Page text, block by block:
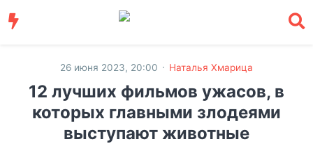
26 июня 2023, 20:00 · Наталья Хмарица
12 лучших фильмов ужасов, в
которых главными злодеями
выступают животные